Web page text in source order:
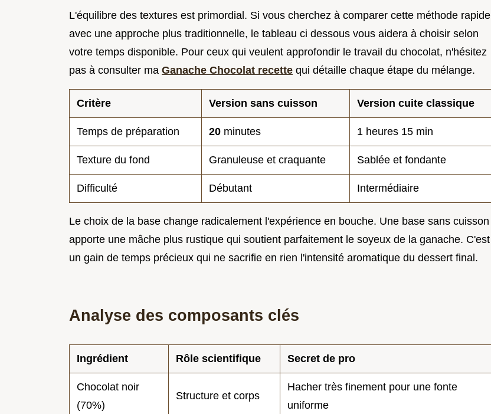
L'équilibre des textures est primordial. Si vous cherchez à comparer cette méthode rapide
avec une approche plus traditionnelle, le tableau ci dessous vous aidera à choisir selon
votre temps disponible. Pour ceux qui veulent approfondir le travail du chocolat, n'hésitez
pas à consulter ma Ganache Chocolat recette qui détaille chaque étape du mélange.
Critère Version sans cuisson Version cuite classique
Temps de préparation 20 minutes 1 heures 15 min
Texture du fond Granuleuse et craquante Sablée et fondante
Difficulté Débutant Intermédiaire
Le choix de la base change radicalement l'expérience en bouche. Une base sans cuisson
apporte une mâche plus rustique qui soutient parfaitement le soyeux de la ganache. C'est
un gain de temps précieux qui ne sacrifie en rien l'intensité aromatique du dessert final.
Analyse des composants clés
Ingrédient Rôle scientifique Secret de pro
Chocolat noir
(70%)
Structure et corps
Hacher très finement pour une fonte
uniforme